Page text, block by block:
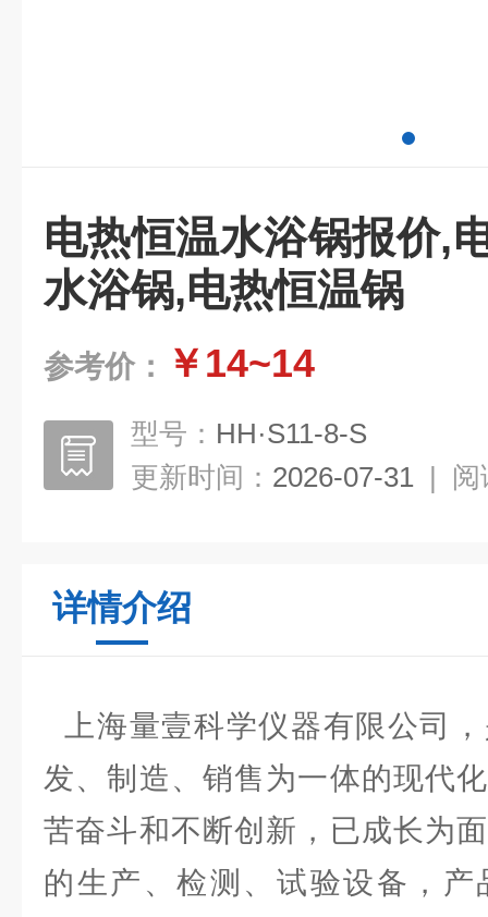
电热恒温水浴锅报价,
水浴锅,电热恒温锅
参考价： ￥14~14
型号： HH·S11-8-S
更新时间： 2026-07-31 | 阅
详情介绍
上海量壹科学仪器有限公司
发、制造、销售为一体的现代
苦奋斗和不断创新，已成长为
的生产、检测、试验设备，